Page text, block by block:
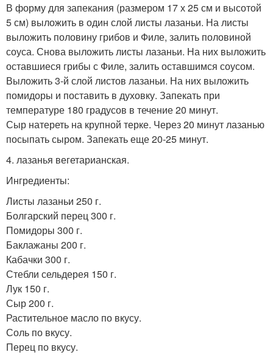
В форму для запекания (размером 17 х 25 см и высотой
5 см) выложить в один слой листы лазаньи. На листы
выложить половину грибов и Филе, залить половиной
соуса. Снова выложить листы лазаньи. На них выложить
оставшиеся грибы с Филе, залить оставшимся соусом.
Выложить 3-й слой листов лазаньи. На них выложить
помидоры и поставить в духовку. Запекать при
температуре 180 градусов в течение 20 минут.
Сыр натереть на крупной терке. Через 20 минут лазанью
посыпать сыром. Запекать еще 20-25 минут.
4. лазанья вегетарианская.
Ингредиенты:
Листы лазаньи 250 г.
Болгарский перец 300 г.
Помидоры 300 г.
Баклажаны 200 г.
Кабачки 300 г.
Стебли сельдерея 150 г.
Лук 150 г.
Сыр 200 г.
Растительное масло по вкусу.
Соль по вкусу.
Перец по вкусу.